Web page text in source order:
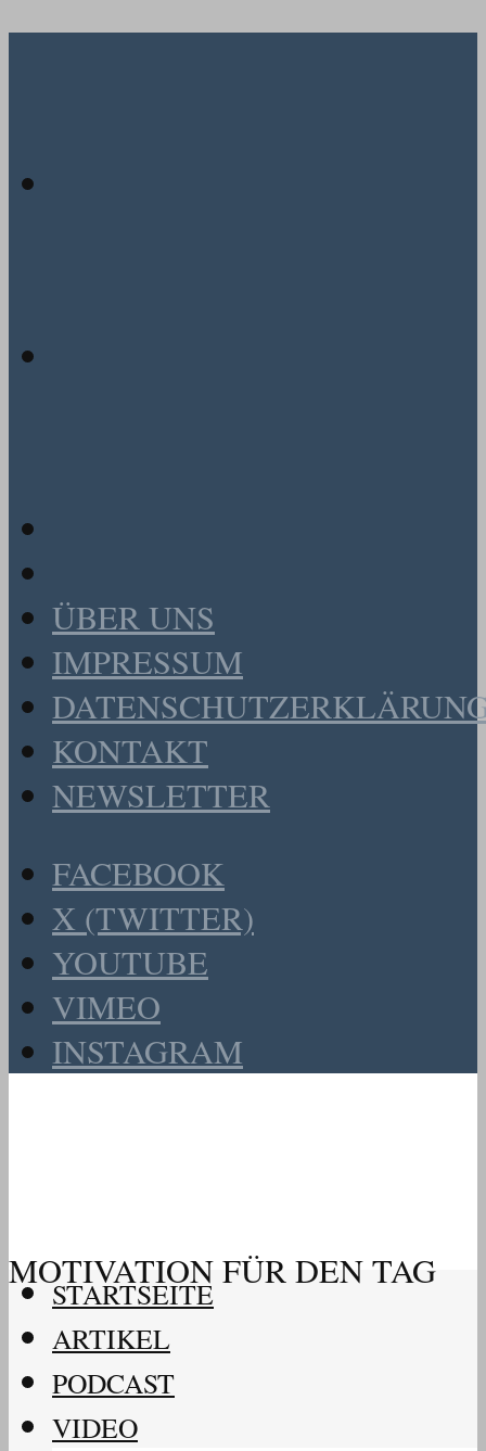
ÜBER UNS
IMPRESSUM
KONTAKT
NEWSLETTER
FACEBOOK
X (TWITTER)
YOUTUBE
VIMEO
INSTAGRAM
MOTIVATION FÜR DEN TAG
STARTSEITE
ARTIKEL
PODCAST
VIDEO